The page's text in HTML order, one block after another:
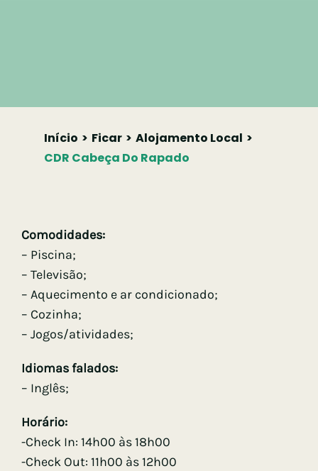
Início Ficar
Alojamento Local
CDR Cabeça Do Rapado
Comodidades:
– Piscina;
– Televisão;
– Aquecimento e ar condicionado;
– Cozinha;
– Jogos/atividades;
Idiomas falados:
– Inglês;
Horário:
-Check In: 14h00 às 18h00
-Check Out: 11h00 às 12h00